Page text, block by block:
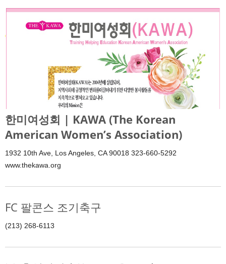
한미여성회 | KAWA (The Korean
American Women’s Association)
1932 10th Ave, Los Angeles, CA 90018 323-660-5292
www.thekawa.org
FC 팔콘스 조기축구
(213) 268-6113